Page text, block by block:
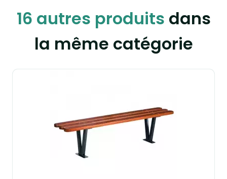
16 autres produits dans
la même catégorie